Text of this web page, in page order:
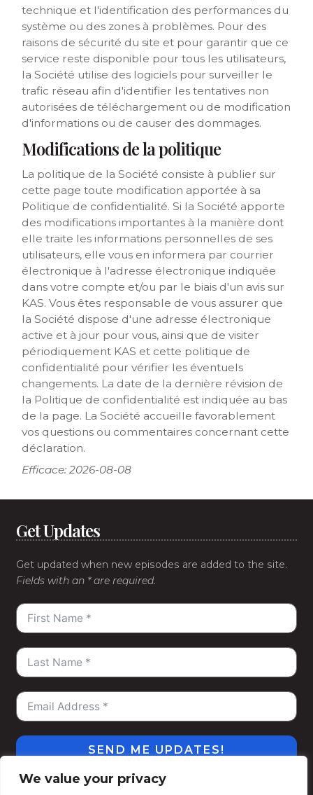
We value your privacy
technique et l'identification des performances du
système ou des zones à problèmes. Pour des
raisons de sécurité du site et pour garantir que ce
service reste disponible pour tous les utilisateurs,
la Société utilise des logiciels pour surveiller le
trafic réseau afin d'identifier les tentatives non
autorisées de téléchargement ou de modification
d'informations ou de causer des dommages.
Modifications de la politique
La politique de la Société consiste à publier sur
cette page toute modification apportée à sa
Politique de confidentialité. Si la Société apporte
des modifications importantes à la manière dont
elle traite les informations personnelles de ses
utilisateurs, elle vous en informera par courrier
électronique à l'adresse électronique indiquée
dans votre compte et/ou par le biais d'un avis sur
KAS. Vous êtes responsable de vous assurer que
la Société dispose d'une adresse électronique
active et à jour pour vous, ainsi que de visiter
périodiquement KAS et cette politique de
confidentialité pour vérifier les éventuels
changements. La date de la dernière révision de
la Politique de confidentialité est indiquée au bas
de la page. La Société accueille favorablement
vos questions ou commentaires concernant cette
déclaration.
Efficace: 2026-08-08
Get Updates
Get updated when new episodes are added to the site.
Fields with an * are required.
SEND ME UPDATES!
#WeGoDeep